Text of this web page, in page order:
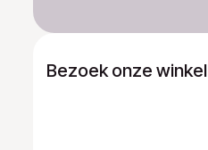
Bezoek onze winkel